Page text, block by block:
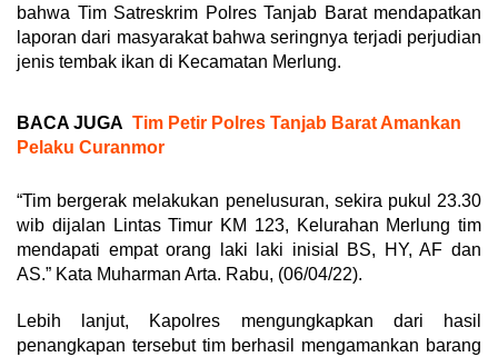
bahwa Tim Satreskrim Polres Tanjab Barat mendapatkan
laporan dari masyarakat bahwa seringnya terjadi perjudian
jenis tembak ikan di Kecamatan Merlung.
BACA JUGA Tim Petir Polres Tanjab Barat Amankan
Pelaku Curanmor
“Tim bergerak melakukan penelusuran, sekira pukul 23.30
wib dijalan Lintas Timur KM 123, Kelurahan Merlung tim
mendapati empat orang laki laki inisial BS, HY, AF dan
AS.” Kata Muharman Arta. Rabu, (06/04/22).
Lebih lanjut, Kapolres mengungkapkan dari hasil
penangkapan tersebut tim berhasil mengamankan barang